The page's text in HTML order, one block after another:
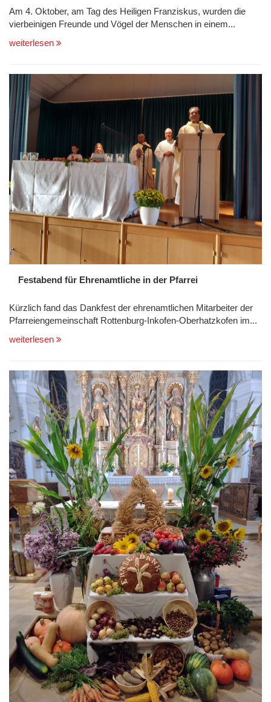
Am 4. Oktober, am Tag des Heiligen Franziskus, wurden die
vierbeinigen Freunde und Vögel der Menschen in einem...
weiterlesen
Festabend für Ehrenamtliche in der Pfarrei
Kürzlich fand das Dankfest der ehrenamtlichen Mitarbeiter der
Pfarreiengemeinschaft Rottenburg-Inkofen-Oberhatzkofen im...
weiterlesen